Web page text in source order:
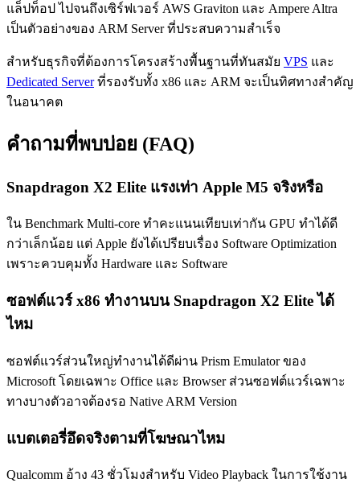
แล็ปท็อป ไปจนถึงเซิร์ฟเวอร์ AWS Graviton และ Ampere Altra
เป็นตัวอย่างของ ARM Server ที่ประสบความสำเร็จ
สำหรับธุรกิจที่ต้องการโครงสร้างพื้นฐานที่ทันสมัย VPS และ
Dedicated Serverที่รองรับทั้ง x86 และ ARM จะเป็นทิศทางสำคัญ
ในอนาคต
คำถามที่พบบ่อย (FAQ)
Snapdragon X2 Elite แรงเท่า Apple M5 จริงหรือ
ใน Benchmark Multi-core ทำคะแนนเทียบเท่ากัน GPU ทำได้ดี
กว่าเล็กน้อย แต่ Apple ยังได้เปรียบเรื่อง Software Optimization
เพราะควบคุมทั้ง Hardware และ Software
ซอฟต์แวร์ x86 ทำงานบน Snapdragon X2 Elite ได้
ไหม
ซอฟต์แวร์ส่วนใหญ่ทำงานได้ดีผ่าน Prism Emulator ของ
Microsoft โดยเฉพาะ Office และ Browser ส่วนซอฟต์แวร์เฉพาะ
ทางบางตัวอาจต้องรอ Native ARM Version
แบตเตอรี่อึดจริงตามที่โฆษณาไหม
Qualcomm อ้าง 43 ชั่วโมงสำหรับ Video Playback ในการใช้งาน